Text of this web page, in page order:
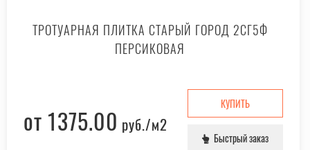
ТРОТУАРНАЯ ПЛИТКА СТАРЫЙ ГОРОД 2СГ5Ф
ПЕРСИКОВАЯ
от 1375.00 руб./м2
КУПИТЬ
Быстрый заказ